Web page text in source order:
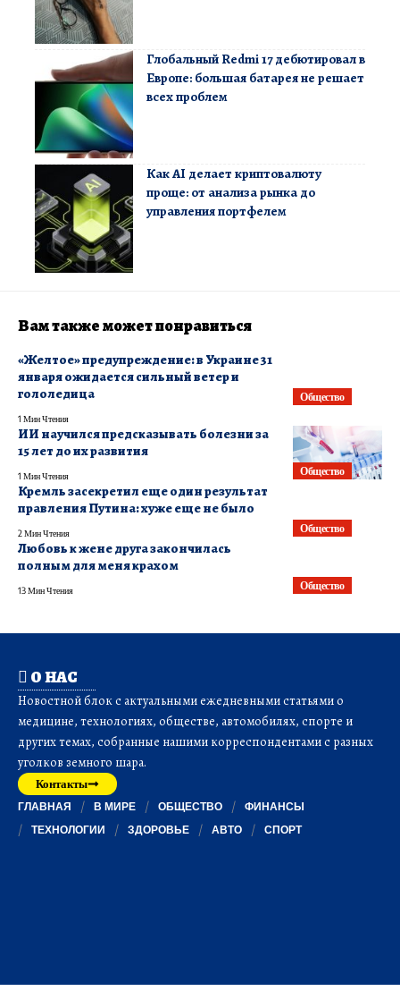
Глобальный Redmi 17 дебютировал в
Европе: большая батарея не решает
всех проблем
Как AI делает криптовалюту
проще: от анализа рынка до
управления портфелем
Вам также может понравиться
Общество
«Желтое» предупреждение: в Украине 31
января ожидается сильный ветер и
гололедица
1 Мин Чтения
Общество
ИИ научился предсказывать болезни за
15 лет до их развития
1 Мин Чтения
Общество
Кремль засекретил еще один результат
правления Путина: хуже еще не было
2 Мин Чтения
Общество
Любовь к жене друга закончилась
полным для меня крахом
13 Мин Чтения
О НАС
Новостной блок с актуальными ежедневными статьями о
медицине, технологиях, обществе, автомобилях, спорте и
других темах, собранные нашими корреспондентами с разных
уголков земного шара.
Контакты
ГЛАВНАЯ В МИРЕ ОБЩЕСТВО
ФИНАНСЫ
ТЕХНОЛОГИИ
ЗДОРОВЬЕ АВТО СПОРТ